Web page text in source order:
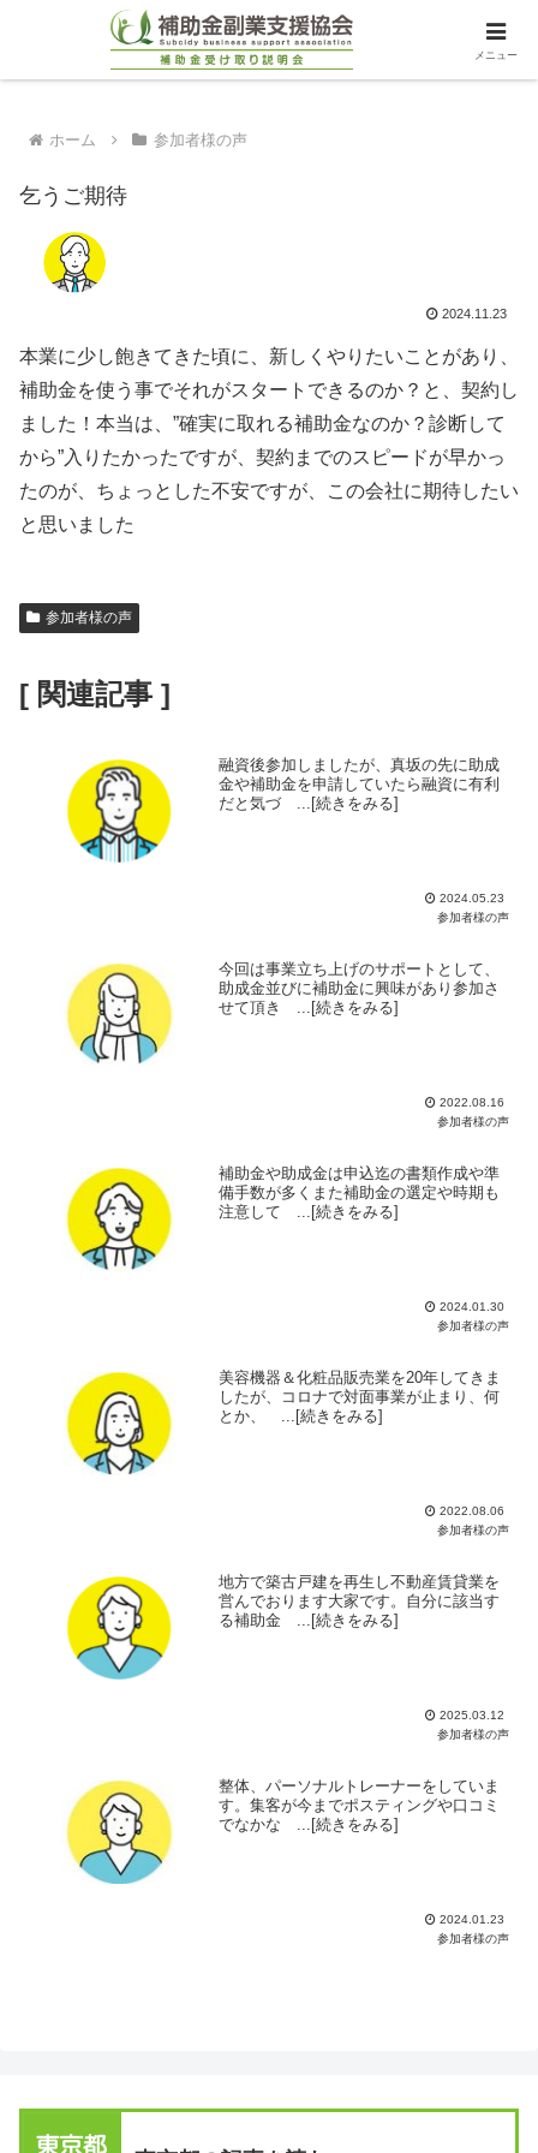
ホーム 参加者様の声
乞うご期待
2024.11.23
本業に少し飽きてきた頃に、新しくやりたいことがあり、
補助金を使う事でそれがスタートできるのか？と、契約し
ました！本当は、”確実に取れる補助金なのか？診断して
から”入りたかったですが、契約までのスピードが早かっ
たのが、ちょっとした不安ですが、この会社に期待したい
と思いました
参加者様の声
[ 関連記事 ]
融資後参加しましたが、真坂の先に助成
金や補助金を申請していたら融資に有利
だと気づ ...[続きをみる]
2024.05.23
参加者様の声
今回は事業立ち上げのサポートとして、
助成金並びに補助金に興味があり参加さ
せて頂き ...[続きをみる]
2022.08.16
参加者様の声
補助金や助成金は申込迄の書類作成や準
備手数が多くまた補助金の選定や時期も
注意して ...[続きをみる]
2024.01.30
参加者様の声
美容機器＆化粧品販売業を20年してきま
したが、コロナで対面事業が止まり、何
とか、 ...[続きをみる]
2022.08.06
参加者様の声
地方で築古戸建を再生し不動産賃貸業を
営んでおります大家です。自分に該当す
る補助金 ...[続きをみる]
2025.03.12
参加者様の声
整体、パーソナルトレーナーをしていま
す。集客が今までポスティングや口コミ
でなかな ...[続きをみる]
2024.01.23
参加者様の声
メニュー